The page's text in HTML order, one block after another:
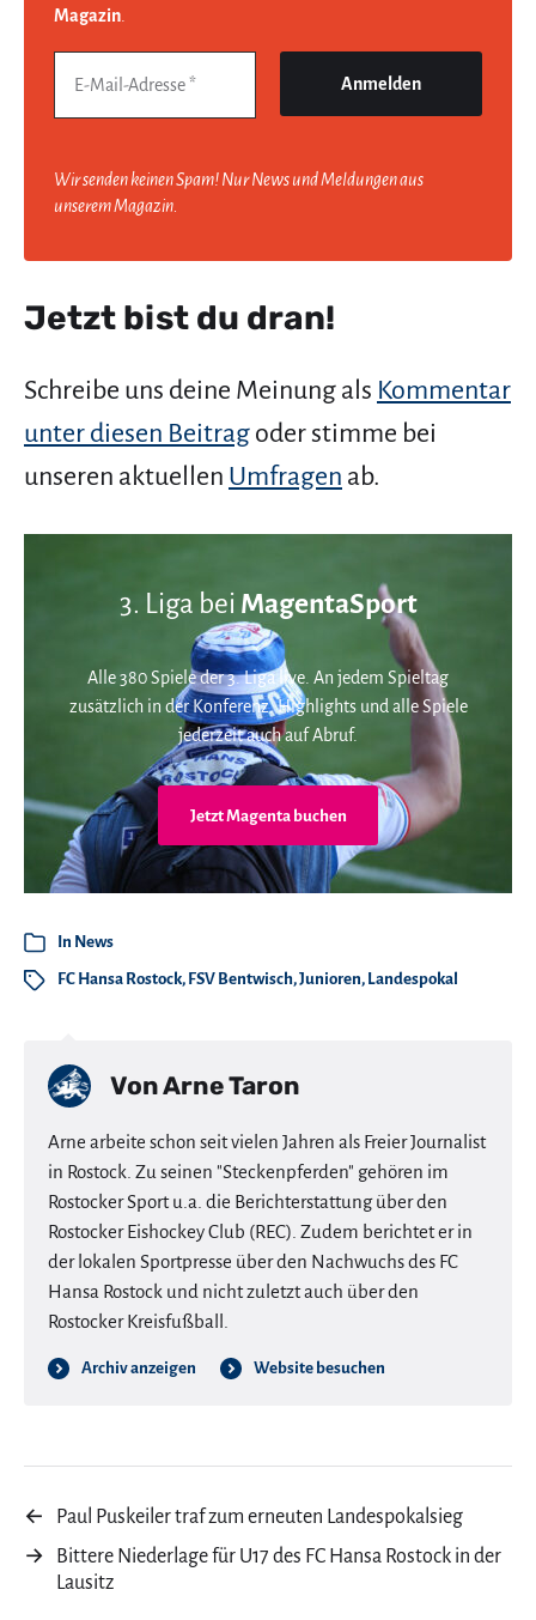
Magazin.
Wir senden keinen Spam! Nur News und Meldungen aus
unserem Magazin.
Jetzt bist du dran!
Schreibe uns deine Meinung als Kommentar
unter diesen Beitrag oder stimme bei
unseren aktuellen Umfragen ab.
3. Liga bei MagentaSport
Alle 380 Spiele der 3. Liga live. An jedem Spieltag
zusätzlich in der Konferenz. Highlights und alle Spiele
jederzeit auch auf Abruf.
Jetzt Magenta buchen
In News
FC Hansa Rostock, FSV Bentwisch,Junioren, Landespokal
VonArne Taron
Arne arbeite schon seit vielen Jahren als Freier Journalist
in Rostock. Zu seinen "Steckenpferden" gehören im
Rostocker Sport u.a. die Berichterstattung über den
Rostocker Eishockey Club (REC). Zudem berichtet er in
der lokalen Sportpresse über den Nachwuchs des FC
Hansa Rostock und nicht zuletzt auch über den
Rostocker Kreisfußball.
Archiv anzeigen Website besuchen
←
Paul Puskeiler traf zum erneuten Landespokalsieg
→
Bittere Niederlage für U17 des FC Hansa Rostock in der
Lausitz